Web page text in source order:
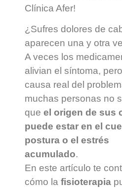
Clínica Afer!
¿Sufres dolores de
aparecen una y otra
A veces los
alivian el síntoma,
causa real del
muchas personas no
que el origen de sus
puede estar en el
postura o el estrés
acumulado.
En este artículo te
cómo la fisioterapia